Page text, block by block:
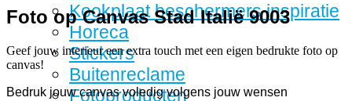
Kookplaat beschermers inspiratie
Horeca
Stickers
Buitenreclame
Fotoproducten
Foto op Canvas Stad Italië 9003
Geef jouw interieur een extra touch met een eigen bedrukte foto op
canvas!
Bedruk jouw canvas voledig volgens jouw wensen